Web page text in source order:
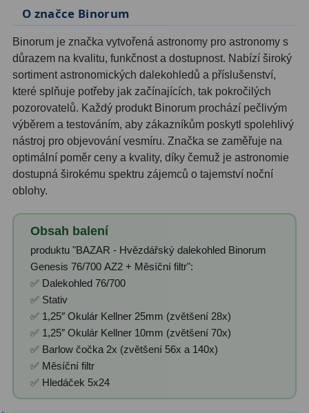
O značce Binorum
Binorum je značka vytvořená astronomy pro astronomy s
důrazem na kvalitu, funkčnost a dostupnost. Nabízí široký
sortiment astronomických dalekohledů a příslušenství,
které splňuje potřeby jak začínajících, tak pokročilých
pozorovatelů. Každý produkt Binorum prochází pečlivým
výběrem a testováním, aby zákazníkům poskytl spolehlivý
nástroj pro objevování vesmíru. Značka se zaměřuje na
optimální poměr ceny a kvality, díky čemuž je astronomie
dostupná širokému spektru zájemců o tajemství noční
oblohy.
Obsah balení
produktu "BAZAR - Hvězdářský dalekohled Binorum
Genesis 76/700 AZ2 + Měsíční filtr":
✅ Dalekohled 76/700
✅ Stativ
✅ 1,25″ Okulár Kellner 25mm (zvětšení 28x)
✅ 1,25″ Okulár Kellner 10mm (zvětšení 70x)
✅ Barlow čočka 2x (zvětšení 56x a 140x)
✅ Měsíční filtr
✅ Hledáček 5x24